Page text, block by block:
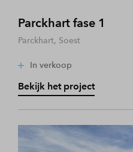
Parckhart fase 1
Parckhart, Soest
In verkoop
Bekijk het project